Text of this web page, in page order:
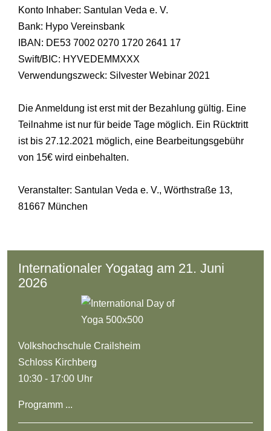
Konto Inhaber: Santulan Veda e. V.
Bank: Hypo Vereinsbank
IBAN: DE53 7002 0270 1720 2641 17
Swift/BIC: HYVEDEMMXXX
Verwendungszweck: Silvester Webinar 2021
Die Anmeldung ist erst mit der Bezahlung gültig. Eine
Teilnahme ist nur für beide Tage möglich. Ein Rücktritt
ist bis 27.12.2021 möglich, eine Bearbeitungsgebühr
von 15€ wird einbehalten.
Veranstalter: Santulan Veda e. V., Wörthstraße 13,
81667 München
Internationaler Yogatag am 21. Juni
2026
Volkshochschule Crailsheim
Schloss Kirchberg
10:30 - 17:00 Uhr
Programm ...